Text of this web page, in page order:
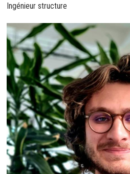
Ingénieur structure